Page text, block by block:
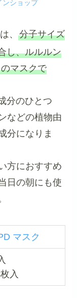
ンショップ
、分子サイズ
し、ルルルン
マスクで
分のひとつ
などの植物由
分になりま
方におすすめ
日の朝にも使
マスク
入